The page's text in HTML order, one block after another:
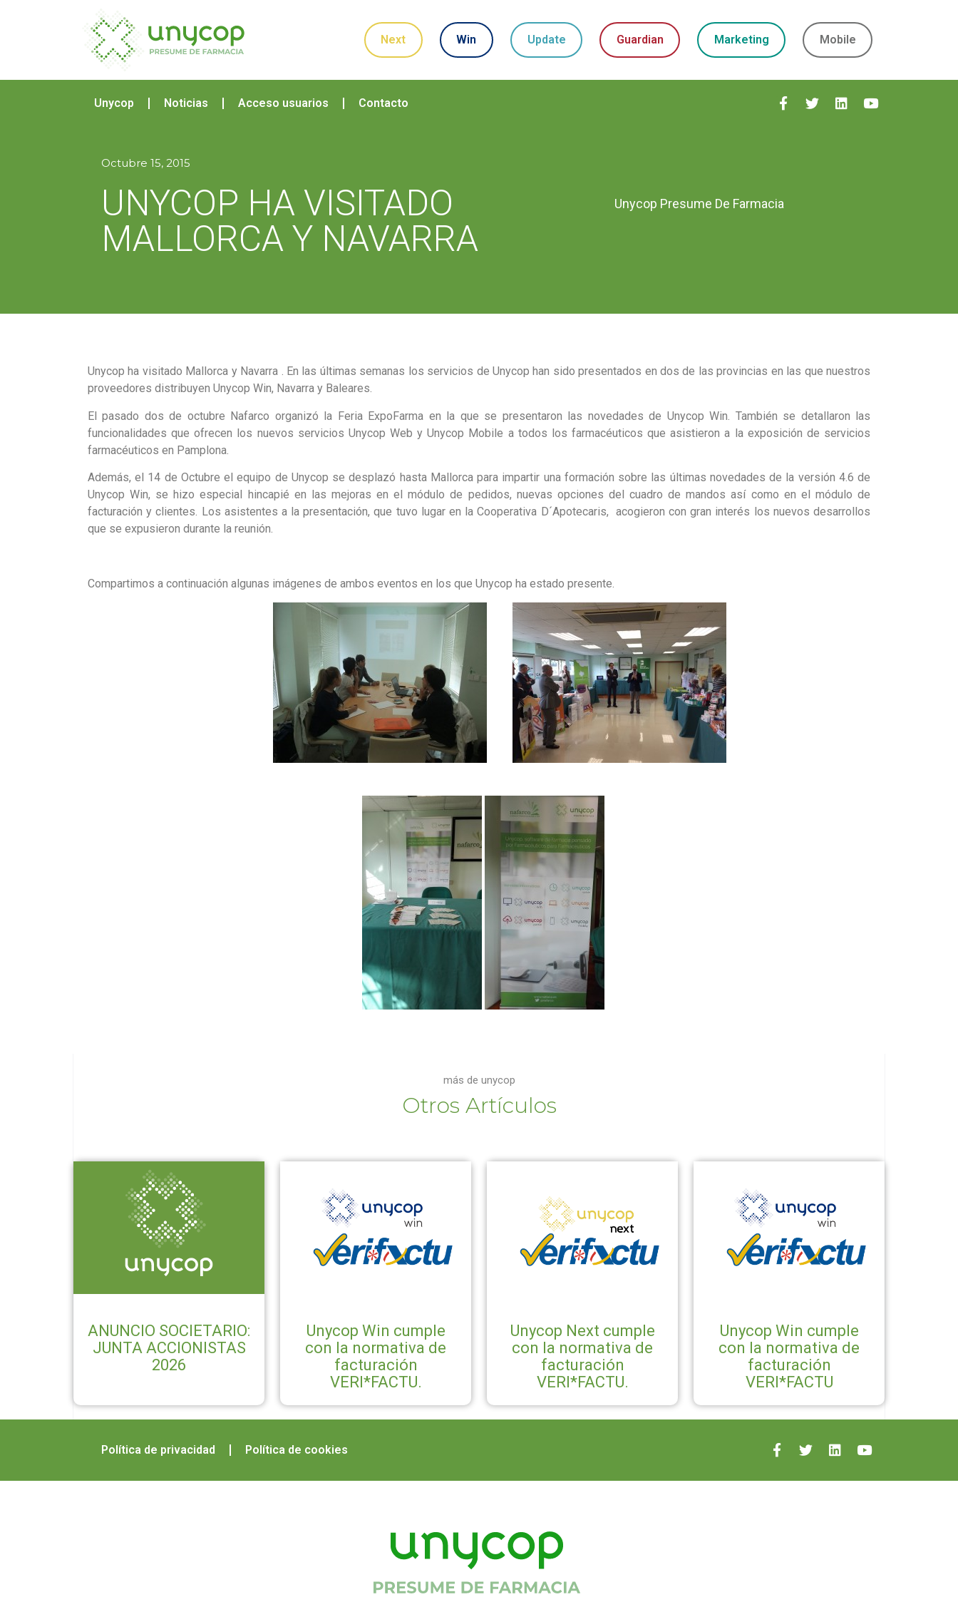
Next Win Update Guardian Marketing Mobile
Unycop Noticias Acceso usuarios Contacto
Octubre 15, 2015
UNYCOP HA VISITADO
MALLORCA Y NAVARRA
Unycop Presume De Farmacia
Unycop ha visitado Mallorca y Navarra . En las últimas semanas los servicios de Unycop han sido presentados en dos de las provincias en las que nuestros
proveedores distribuyen Unycop Win, Navarra y Baleares.
El pasado dos de octubre Nafarco organizó la Feria ExpoFarma en la que se presentaron las novedades de Unycop Win. También se detallaron las
funcionalidades que ofrecen los nuevos servicios Unycop Web y Unycop Mobile a todos los farmacéuticos que asistieron a la exposición de servicios
farmacéuticos en Pamplona.
Además, el 14 de Octubre el equipo de Unycop se desplazó hasta Mallorca para impartir una formación sobre las últimas novedades de la versión 4.6 de
Unycop Win, se hizo especial hincapié en las mejoras en el módulo de pedidos, nuevas opciones del cuadro de mandos así como en el módulo de
facturación y clientes. Los asistentes a la presentación, que tuvo lugar en la Cooperativa D´Apotecaris, acogieron con gran interés los nuevos desarrollos
que se expusieron durante la reunión.
Compartimos a continuación algunas imágenes de ambos eventos en los que Unycop ha estado presente.
más de unycop
Otros Artículos
ANUNCIO SOCIETARIO:
JUNTA ACCIONISTAS
2026
Unycop Win cumple
con la normativa de
facturación
VERI*FACTU.
Unycop Next cumple
con la normativa de
facturación
VERI*FACTU.
Unycop Win cumple
con la normativa de
facturación
VERI*FACTU
Política de privacidad Política de cookies